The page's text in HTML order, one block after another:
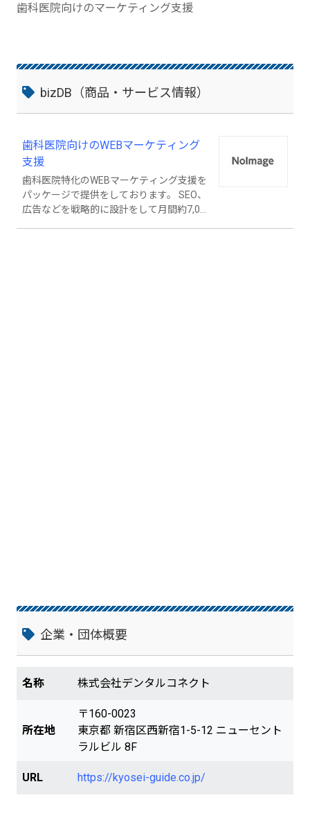
歯科医院向けのマーケティング支援
bizDB（商品・サービス情報）
歯科医院向けのWEBマーケティング
支援
歯科医院特化のWEBマーケティング支援を
パッケージで提供をしております。 SEO、
広告などを戦略的に設計をして月間約7,00
企業・団体概要
名称 株式会社デンタルコネクト
所在地
〒160-0023
東京都 新宿区西新宿1-5-12 ニューセント
ラルビル 8F
URL https://kyosei-guide.co.jp/